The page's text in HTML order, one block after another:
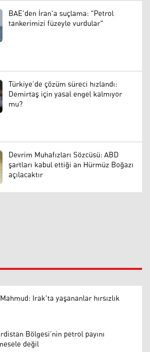
BAE'den İran'a suçlama: "Petrol
tankerimizi füzeyle vurdular"
Türkiye’de çözüm süreci hızlandı:
Demirtaş için yasal engel kalmıyor
mu?
Devrim Muhafızları Sözcüsü: ABD
şartları kabul ettiği an Hürmüz Boğazı
açılacaktır
Irak'ta yaşananlar hırsızlık
Bölgesi’nin petrol payını
değil